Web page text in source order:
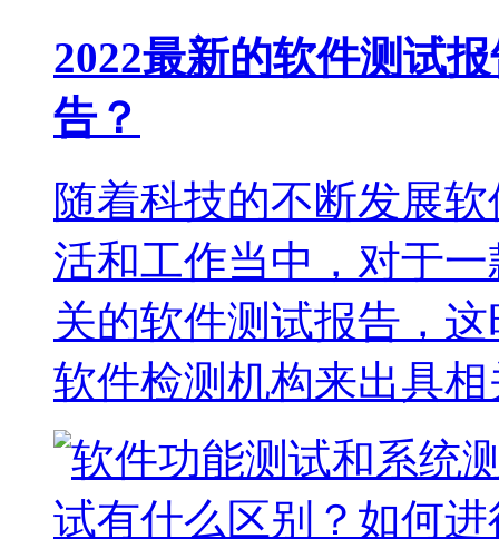
2022最新的软件测试
告？
随着科技的不断发展
活和工作当中，对于
关的软件测试报告，
软件检测机构来出具